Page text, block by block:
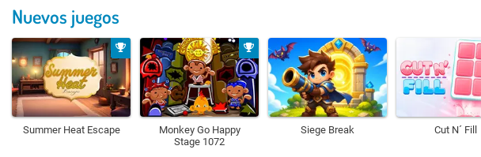
Nuevos juegos
Summer Heat Escape
Monkey Go Happy
Stage 1072
Siege Break Cut N´ Fill